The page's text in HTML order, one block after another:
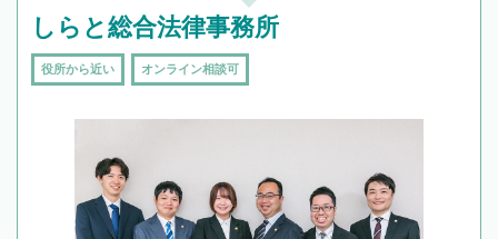
しらと総合法律事務所
役所から近い オンライン相談可